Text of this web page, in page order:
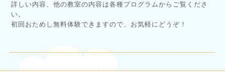
詳しい内容、他の教室の内容は各種プログラムからご覧くださ
い。
初回おためし無料体験できますので、お気軽にどうぞ！